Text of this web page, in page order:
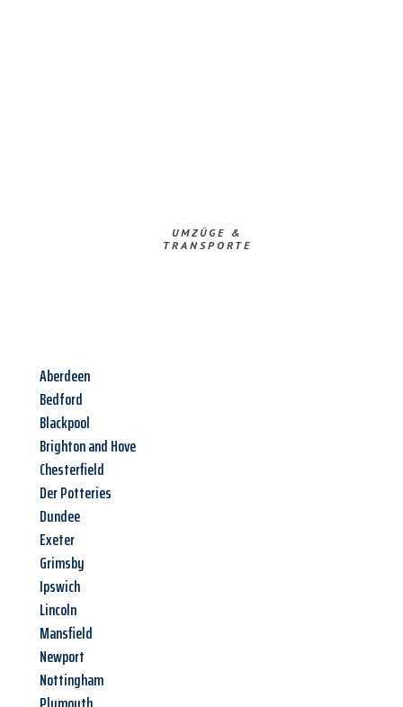
UMZÜGE &
TRANSPORTE
Aberdeen
Bedford
Blackpool
Brighton and Hove
Chesterfield
Der Potteries
Dundee
Exeter
Grimsby
Ipswich
Lincoln
Mansfield
Newport
Nottingham